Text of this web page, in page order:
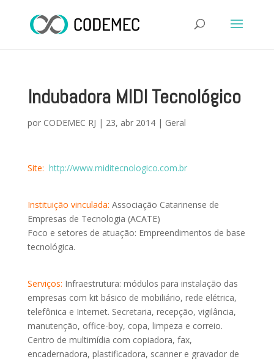
Indubadora MIDI Tecnológico
por CODEMEC RJ | 23, abr 2014| Geral
Site: http://www.miditecnologico.com.br
Instituição vinculada: Associação Catarinense de
Empresas de Tecnologia (ACATE)
Foco e setores de atuação: Empreendimentos de base
tecnológica.
Serviços: Infraestrutura: módulos para instalação das
empresas com kit básico de mobiliário, rede elétrica,
telefônica e Internet. Secretaria, recepção, vigilância,
manutenção, office-boy, copa, limpeza e correio.
Centro de multimídia com copiadora, fax,
encadernadora, plastificadora, scanner e gravador de